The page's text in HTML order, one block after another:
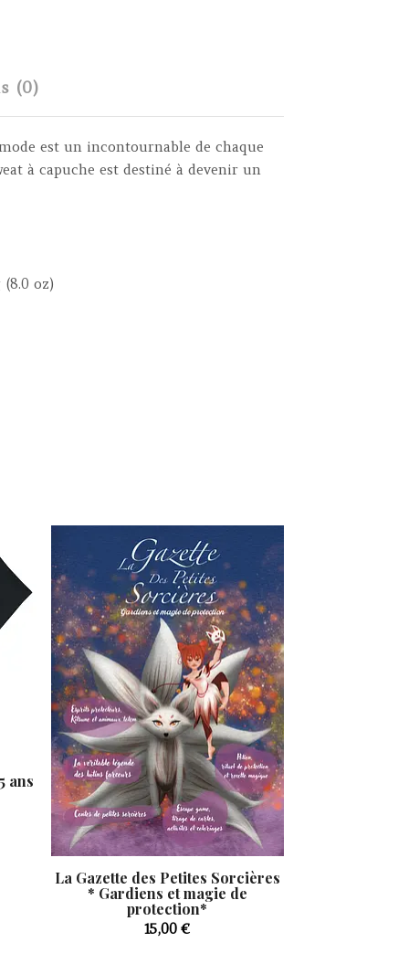
(0)
est un incontournable de chaque
à capuche est destiné à devenir un
oz)
ans
La Gazette des Petites Sorcières
* Gardiens et magie de
protection*
15,00€